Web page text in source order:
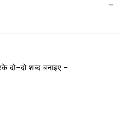
–
दो–दो शब्द बनाइए −